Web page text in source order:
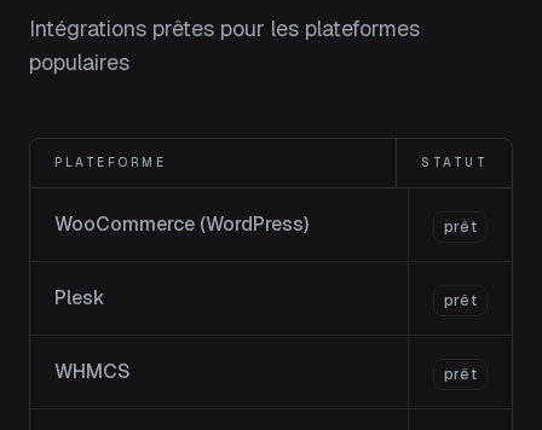
Intégrations prêtes pour les plateformes
populaires
PLATEFORME STATUT
WooCommerce (WordPress) prêt
Plesk prêt
WHMCS prêt